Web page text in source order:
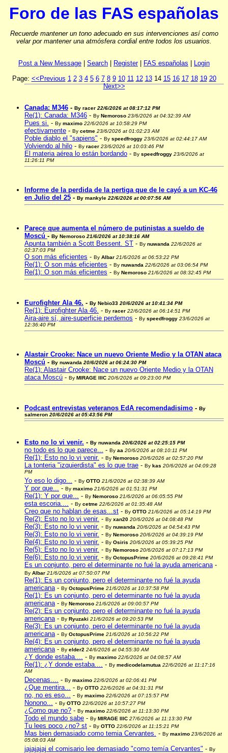
Foro de las FAS españolas
Recuerde mantener un tono adecuado en sus intervenciones así como
velar por mantener una atmósfera cordial entre todos los usuarios.
Post a New Message Search Register| FAS españolas
Login
Page: <<Previous 1 2 3 4 5 6 7 8 9 10 11 12 13 14 15 16 17 18 19 20
Next>>
Canada: M346 - By racer 22/6/2026 at 08:17:12 PM
Re(1): Canada: M346 - By Nemoroso 23/6/2026 at 04:32:39 AM
Pues si. - By maximo 22/6/2026 at 10:58:29 PM
efectivamente - By cetme 23/6/2026 at 01:02:23 AM
Poble diablo el "sapiens" - By speedfroggy 23/6/2026 at 02:44:17 AM
Volviendo al hilo - By racer 23/6/2026 at 10:03:46 PM
El materia aérea lo están bordando - By speedfroggy 23/6/2026 at
11:26:11 PM
Informe de la perdida de la pertiga que de le cayó a un KC-46
en Julio del 25 - By mankyle 22/6/2026 at 00:07:56 AM
Parece que aumenta el número de putinistas a sueldo de
Moscú - By Nemoroso 21/6/2026 at 10:38:16 AM
Apunta también a Scott Bessent. ST - By nuwanda 22/6/2026 at
02:37:03 PM
O son más eficientes - By Albar 21/6/2026 at 06:53:22 PM
Re(1): O son más eficientes - By nuwanda 22/6/2026 at 03:06:54 PM
Re(1): O son más eficientes - By Nemoroso 21/6/2026 at 08:32:45 PM
Eurofighter Ala 46. - By Nebio33 20/6/2026 at 10:41:34 PM
Re(1): Eurofighter Ala 46. - By racer 22/6/2026 at 06:14:51 PM
Aira-aire sí, aire-superficie perdemos - By speedfroggy 23/6/2026 at
12:36:40 PM
Alastair Crooke: Nace un nuevo Oriente Medio y la OTAN ataca
Moscú - By nuwanda 20/6/2026 at 06:24:30 PM
Re(1): Alastair Crooke: Nace un nuevo Oriente Medio y la OTAN
ataca Moscú - By MIRAGE IIIC 20/6/2026 at 09:23:00 PM
Podcast entrevistas veteranos EdA recomendadisimo - By
salmeron 20/6/2026 at 05:43:56 PM
Esto no lo vi venir. - By nuwanda 20/6/2026 at 02:25:15 PM
no todo es lo que parece... - By aa 20/6/2026 at 08:10:11 PM
Re(1): Esto no lo vi venir. - By Nemoroso 20/6/2026 at 02:57:20 PM
La tonteria "izquierdista" es lo que trae - By kas 20/6/2026 at 04:09:28
PM
Yo eso lo digo...
- By OTTO 21/6/2026 at 02:38:39 AM
Y por que... - By maximo 21/6/2026 at 01:51:31 PM
Re(1): Y por que... - By Nemoroso 21/6/2026 at 06:05:55 PM
esta escoria.... - By cetme 22/6/2026 at 01:35:48 AM
Creo que no hablan de esas...st - By OTTO 21/6/2026 at 05:14:19 PM
Re(2): Esto no lo vi venir. - By xan20 20/6/2026 at 04:08:48 PM
Re(3): Esto no lo vi venir. - By nuwanda 20/6/2026 at 04:54:43 PM
Re(3): Esto no lo vi venir. - By Nemoroso 20/6/2026 at 04:39:19 PM
Re(4): Esto no lo vi venir. - By Osiris 20/6/2026 at 05:39:25 PM
Re(5): Esto no lo vi venir. - By Nemoroso 20/6/2026 at 07:17:13 PM
Re(6): Esto no lo vi venir. - By OctopusPrime 20/6/2026 at 09:28:41 PM
Es un conjunto, pero el determinante no fué la ayuda americana -
By Albar 21/6/2026 at 07:50:07 PM
Re(1): Es un conjunto, pero el determinante no fué la ayuda
americana - By OctopusPrime 21/6/2026 at 10:37:58 PM
Re(1): Es un conjunto, pero el determinante no fué la ayuda
americana - By Nemoroso 21/6/2026 at 09:00:57 PM
Re(2): Es un conjunto, pero el determinante no fué la ayuda
americana - By Ryuzaki 21/6/2026 at 09:20:53 PM
Re(3): Es un conjunto, pero el determinante no fué la ayuda
americana - By OctopusPrime 21/6/2026 at 10:56:22 PM
Re(4): Es un conjunto, pero el determinante no fué la ayuda
americana - By elder2 24/6/2026 at 04:55:30 AM
¿Y donde estaba.... - By maximo 22/6/2026 at 04:08:57 AM
Re(1): ¿Y donde estaba.... - By medicodelamutua 22/6/2026 at 11:17:16
AM
Decenas....
- By maximo 22/6/2026 at 02:06:41 PM
¿Que mentira... - By OTTO 22/6/2026 at 04:31:31 PM
no, no es eso... - By maximo 22/6/2026 at 07:15:57 PM
Nonono... - By OTTO 22/6/2026 at 10:57:27 PM
¿Como que no? - By maximo 22/6/2026 at 11:13:30 PM
Todo el mundo sabe - By MIRAGE IIIC 27/6/2026 at 11:13:30 PM
Tu lees poco ¿no? st - By OTTO 22/6/2026 at 11:15:21 PM
Mas bien demasiado como temia Cervantes. - By maximo 23/6/2026 at
05:08:03 AM
jajajajaj el comisario lee demasiado "como temía Cervantes" - By